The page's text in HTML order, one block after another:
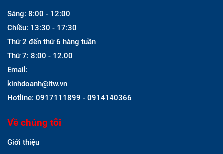
Sáng: 8:00 - 12:00
Chiều: 13:30 - 17:30
Thứ 2 đến thứ 6 hàng tuần
Thứ 7: 8:00 - 12.00
Email:
kinhdoanh@itw.vn
Hotline: 0917111899 - 0914140366
Về chúng tôi
Giới thiệu